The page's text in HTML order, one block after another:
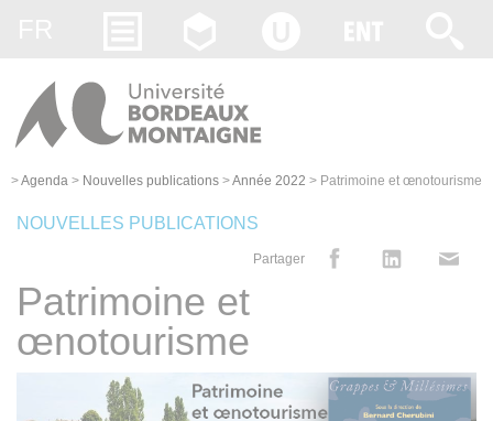
>Agenda > Nouvelles publications >Année 2022 > Patrimoine et œnotourisme
NOUVELLES PUBLICATIONS
Partager
Patrimoine et
œnotourisme